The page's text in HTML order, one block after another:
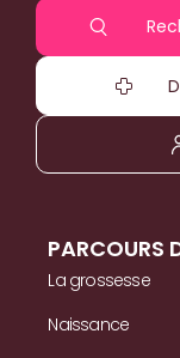
PARCOURS
La grossesse
Naissance